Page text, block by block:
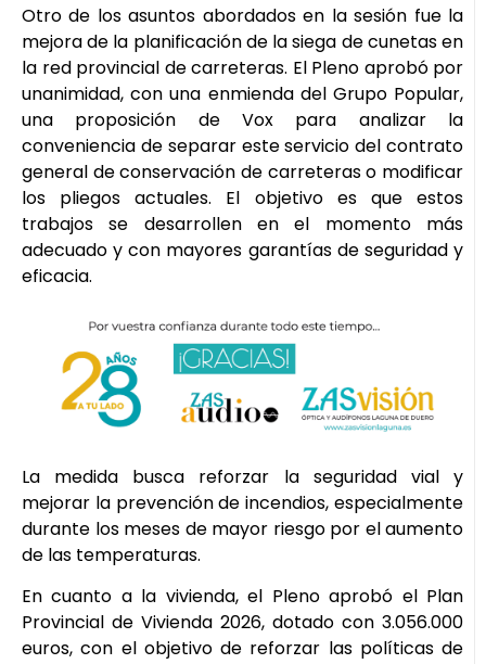
Otro de los asuntos abordados en la sesión fue la
mejora de la planificación de la siega de cunetas en
la red provincial de carreteras. El Pleno aprobó por
unanimidad, con una enmienda del Grupo Popular,
una proposición de Vox para analizar la
conveniencia de separar este servicio del contrato
general de conservación de carreteras o modificar
los pliegos actuales. El objetivo es que estos
trabajos se desarrollen en el momento más
adecuado y con mayores garantías de seguridad y
eficacia.
La medida busca reforzar la seguridad vial y
mejorar la prevención de incendios, especialmente
durante los meses de mayor riesgo por el aumento
de las temperaturas.
En cuanto a la vivienda, el Pleno aprobó el Plan
Provincial de Vivienda 2026, dotado con 3.056.000
euros, con el objetivo de reforzar las políticas de